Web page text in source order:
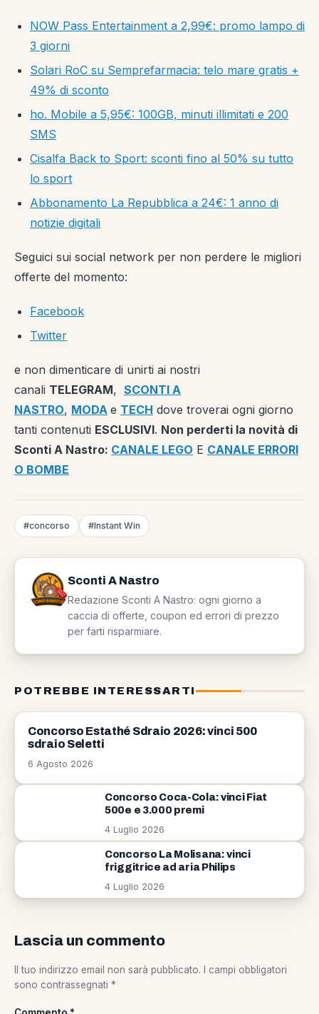
NOW Pass Entertainment a 2,99€: promo lampo di
3 giorni
Solari RoC su Semprefarmacia: telo mare gratis +
49% di sconto
ho. Mobile a 5,95€: 100GB, minuti illimitati e 200
SMS
Cisalfa Back to Sport: sconti fino al 50% su tutto
lo sport
Abbonamento La Repubblica a 24€: 1 anno di
notizie digitali
Seguici sui social network per non perdere le migliori
offerte del momento:
Facebook
Twitter
e non dimenticare di unirti ai nostri
canali TELEGRAM, SCONTI A
NASTRO, MODA e TECH dove troverai ogni giorno
tanti contenuti ESCLUSIVI. Non perderti la novità di
Sconti A Nastro: CANALE LEGO E CANALE ERRORI
O BOMBE
#concorso #Instant Win
Sconti A Nastro
Redazione Sconti A Nastro: ogni giorno a
caccia di offerte, coupon ed errori di prezzo
per farti risparmiare.
POTREBBE INTERESSARTI
CONCORSI
Concorso Estathé Sdraio 2026: vinci 500
sdraio Seletti
6 Agosto 2026
Concorso Coca-Cola: vinci Fiat
500e e 3.000 premi
4 Luglio 2026
Concorso La Molisana: vinci
friggitrice ad aria Philips
4 Luglio 2026
Lascia un commento
Il tuo indirizzo email non sarà pubblicato.
I campi obbligatori
sono contrassegnati *